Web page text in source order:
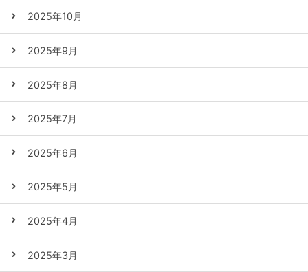
2025年10月
2025年9月
2025年8月
2025年7月
2025年6月
2025年5月
2025年4月
2025年3月